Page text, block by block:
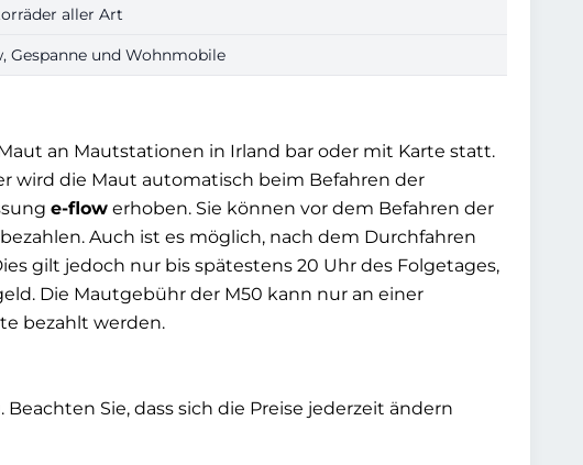
aller Art
Gespanne und Wohnmobile
an Mautstationen in Irland bar oder mit Karte statt.
wird die Maut automatisch beim Befahren der
e-flow erhoben. Sie können vor dem Befahren der
Auch ist es möglich, nach dem Durchfahren
gilt jedoch nur bis spätestens 20 Uhr des Folgetages,
Die Mautgebühr der M50 kann nur an einer
bezahlt werden.
Sie, dass sich die Preise jederzeit ändern